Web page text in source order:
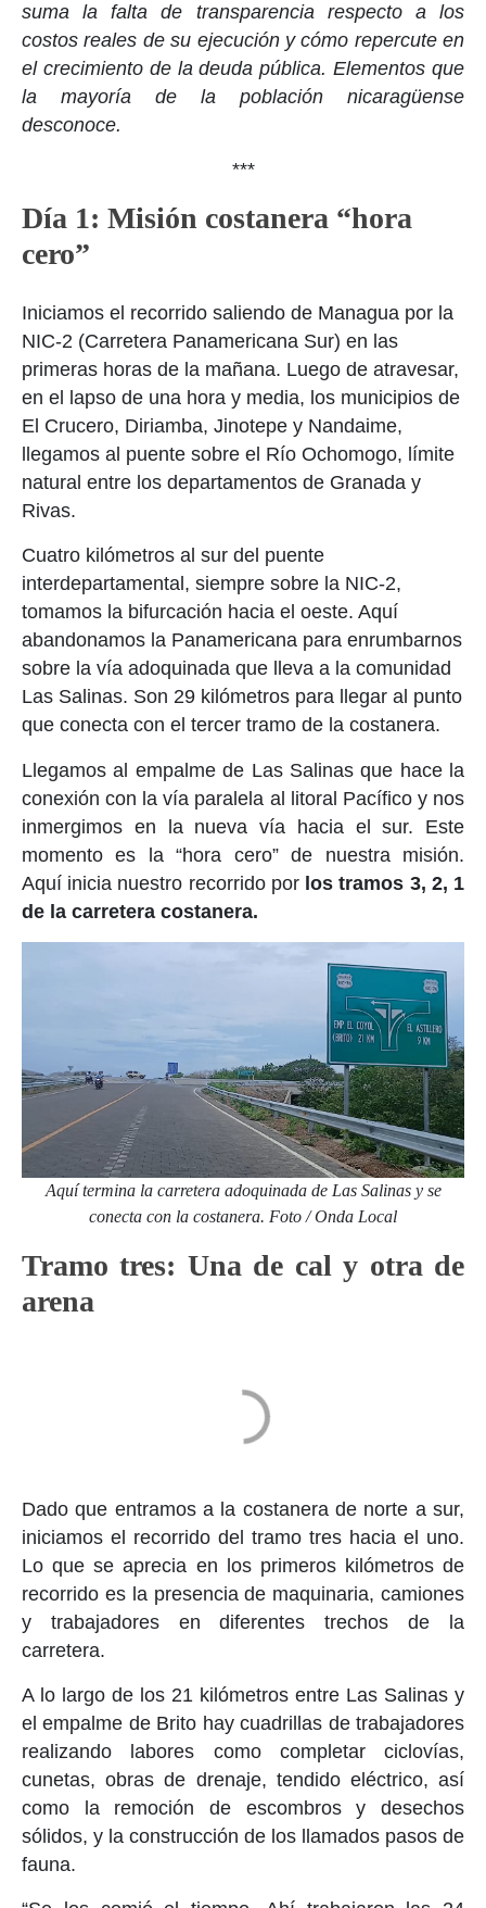
suma la falta de transparencia respecto a los
costos reales de su ejecución y cómo repercute en
el crecimiento de la deuda pública. Elementos que
la mayoría de la población nicaragüense
desconoce.
***
Día 1: Misión costanera “hora
cero”
Iniciamos el recorrido saliendo de Managua por la
NIC-2 (Carretera Panamericana Sur) en las
primeras horas de la mañana. Luego de atravesar,
en el lapso de una hora y media, los municipios de
El Crucero, Diriamba, Jinotepe y Nandaime,
llegamos al puente sobre el Río Ochomogo, límite
natural entre los departamentos de Granada y
Rivas.
Cuatro kilómetros al sur del puente
interdepartamental, siempre sobre la NIC-2,
tomamos la bifurcación hacia el oeste. Aquí
abandonamos la Panamericana para enrumbarnos
sobre la vía adoquinada que lleva a la comunidad
Las Salinas. Son 29 kilómetros para llegar al punto
que conecta con el tercer tramo de la costanera.
Llegamos al empalme de Las Salinas que hace la
conexión con la vía paralela al litoral Pacífico y nos
inmergimos en la nueva vía hacia el sur. Este
momento es la “hora cero” de nuestra misión.
Aquí inicia nuestro recorrido por los tramos 3, 2, 1
de la carretera costanera.
Aquí termina la carretera adoquinada de Las Salinas y se
conecta con la costanera. Foto / Onda Local
Tramo tres: Una de cal y otra de
arena
Dado que entramos a la costanera de norte a sur,
iniciamos el recorrido del tramo tres hacia el uno.
Lo que se aprecia en los primeros kilómetros de
recorrido es la presencia de maquinaria, camiones
y trabajadores en diferentes trechos de la
carretera.
A lo largo de los 21 kilómetros entre Las Salinas y
el empalme de Brito hay cuadrillas de trabajadores
realizando labores como completar ciclovías,
cunetas, obras de drenaje, tendido eléctrico, así
como la remoción de escombros y desechos
sólidos, y la construcción de los llamados pasos de
fauna.